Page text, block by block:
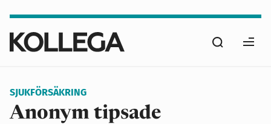
huvudinnehåll
Sök
SJUKFÖRSÄKRING
Anonym tipsade